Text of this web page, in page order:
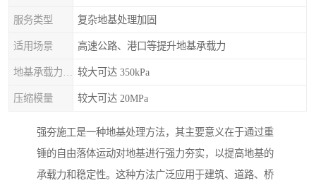
服务类型 复杂地基处理加固
适用场景 高速公路、港口等提升地基承载力
较大可达 350kPa
压缩模量 较大可达 20MPa
强夯施工是一种地基处理方法，其主要意义在于通过重
锤的自由落体运动对地基进行强力夯实，以提高地基的
承载力和稳定性。这种方法广泛应用于建筑、道路、桥